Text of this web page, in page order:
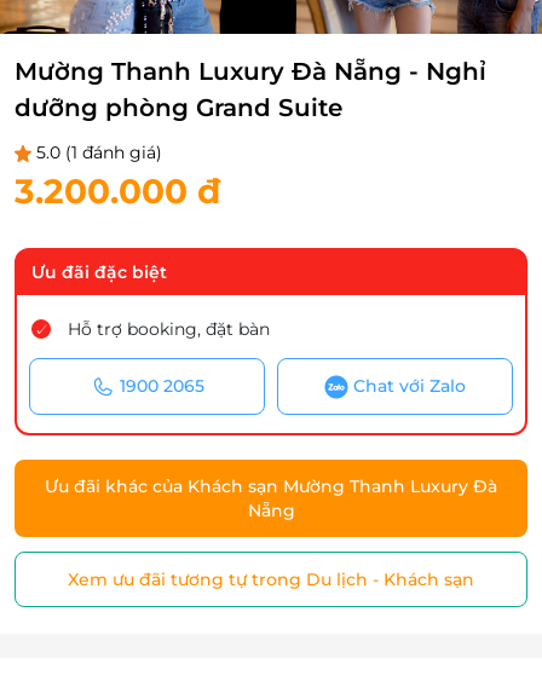
Mường Thanh Luxury Đà Nẵng - Nghỉ
dưỡng phòng Grand Suite
5.0 (1 đánh giá)
3.200.000 đ
Ưu đãi đặc biệt
Hỗ trợ booking, đặt bàn
1900 2065 Chat với Zalo
Ưu đãi khác của Khách sạn Mường Thanh Luxury Đà
Nẵng
Xem ưu đãi tương tự trong Du lịch - Khách sạn